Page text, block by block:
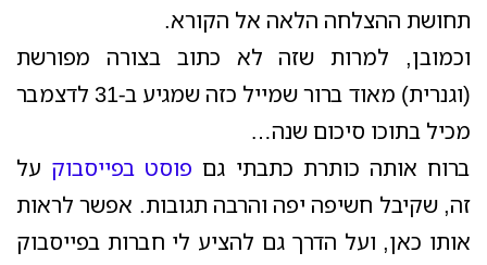
תחושת ההצלחה הלאה אל הקורא.
וכמובן, למרות שזה לא כתוב בצורה מפורשת
(וגנרית) מאוד ברור שמייל כזה שמגיע ב-31 לדצמבר
מכיל בתוכו סיכום שנה…
ברוח אותה כותרת כתבתי גם פוסט בפייסבוק על
זה, שקיבל חשיפה יפה והרבה תגובות. אפשר לראות
אותו כאן, ועל הדרך גם להציע לי חברות בפייסבוק